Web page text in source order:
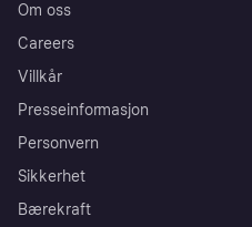
Om oss
Careers
Villkår
Presseinformasjon
Personvern
Sikkerhet
Bærekraft